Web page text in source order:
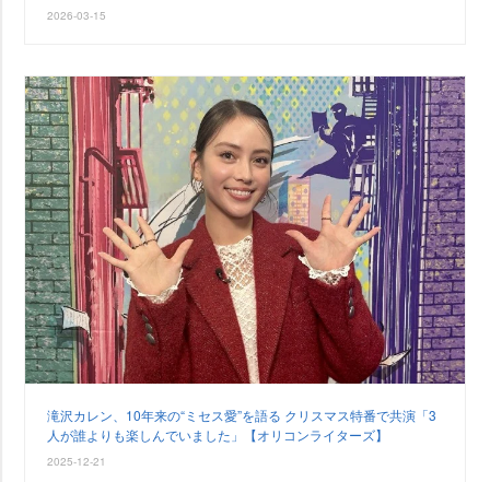
2026-03-15
滝沢カレン、10年来の“ミセス愛”を語る クリスマス特番で共演「3
人が誰よりも楽しんでいました」【オリコンライターズ】
2025-12-21